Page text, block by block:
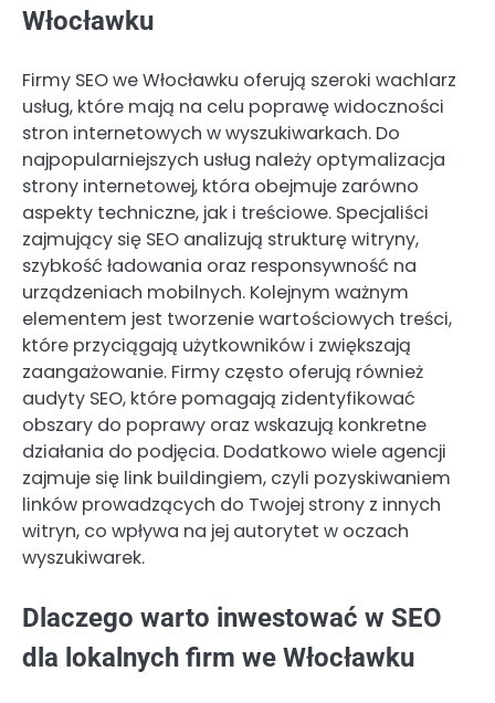
Włocławku
Firmy SEO we Włocławku oferują szeroki wachlarz
usług, które mają na celu poprawę widoczności
stron internetowych w wyszukiwarkach. Do
najpopularniejszych usług należy optymalizacja
strony internetowej, która obejmuje zarówno
aspekty techniczne, jak i treściowe. Specjaliści
zajmujący się SEO analizują strukturę witryny,
szybkość ładowania oraz responsywność na
urządzeniach mobilnych. Kolejnym ważnym
elementem jest tworzenie wartościowych treści,
które przyciągają użytkowników i zwiększają
zaangażowanie. Firmy często oferują również
audyty SEO, które pomagają zidentyfikować
obszary do poprawy oraz wskazują konkretne
działania do podjęcia. Dodatkowo wiele agencji
zajmuje się link buildingiem, czyli pozyskiwaniem
linków prowadzących do Twojej strony z innych
witryn, co wpływa na jej autorytet w oczach
wyszukiwarek.
Dlaczego warto inwestować w SEO
dla lokalnych firm we Włocławku